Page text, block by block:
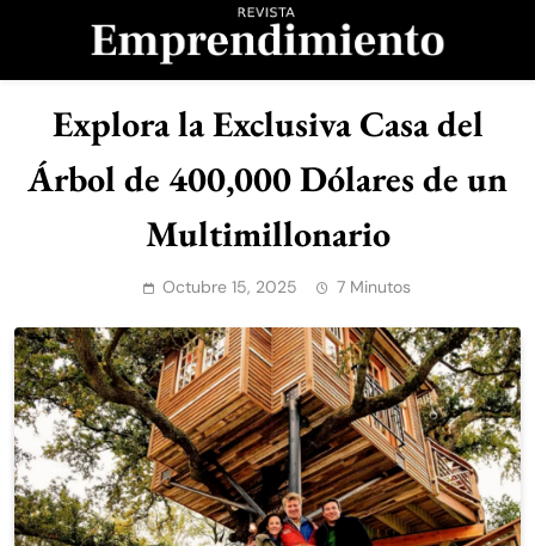
Revista
Emprendimiento
Explora la Exclusiva Casa del
Árbol de 400,000 Dólares de un
Multimillonario
Octubre 15, 2025 7 Minutos